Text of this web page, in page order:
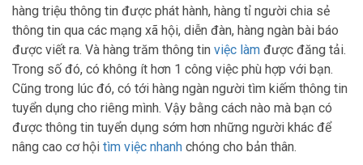
hàng triệu thông tin được phát hành, hàng tỉ người chia sẻ
thông tin qua các mạng xã hội, diễn đàn, hàng ngàn bài báo
được viết ra. Và hàng trăm thông tin việc làm được đăng tải.
Trong số đó, có không ít hơn 1 công việc phù hợp với bạn.
Cũng trong lúc đó, có tới hàng ngàn người tìm kiếm thông tin
tuyển dụng cho riêng mình. Vậy bằng cách nào mà bạn có
được thông tin tuyển dụng sớm hơn những người khác để
nâng cao cơ hội tìm việc nhanh chóng cho bản thân.